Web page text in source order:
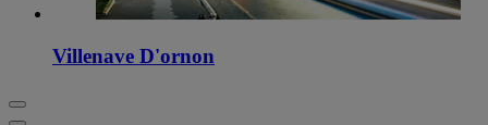
Villenave D'ornon